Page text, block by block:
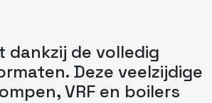
dankzij de volledig
Deze veelzijdige
VRF en boilers